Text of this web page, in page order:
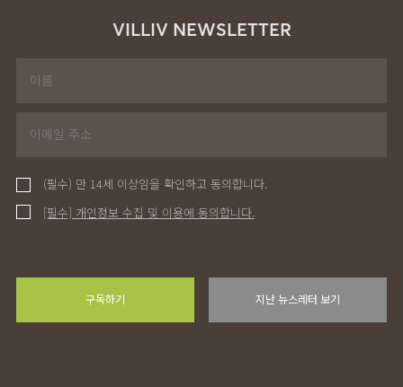
VILLIV NEWSLETTER
(필수) 만 14세 이상임을 확인하고 동의합니다.
[필수] 개인정보 수집 및 이용에 동의합니다.
구독하기 지난 뉴스레터 보기